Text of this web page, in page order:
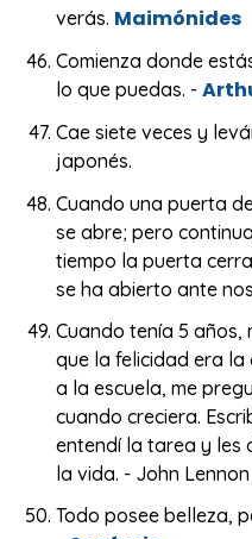
verás. Maimónides
Comienza donde
lo que puedas. -
Cae siete veces y
japonés.
Cuando una puerta
se abre; pero
tiempo la puerta
se ha abierto ante
Cuando tenía 5 años,
que la felicidad era la
a la escuela, me
cuando creciera.
entendí la tarea y les
la vida. - John Lennon
Todo posee belleza,